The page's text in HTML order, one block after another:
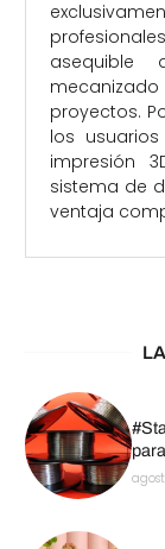
asequible
proyectos.
los
impresión
sistema de
ventaja